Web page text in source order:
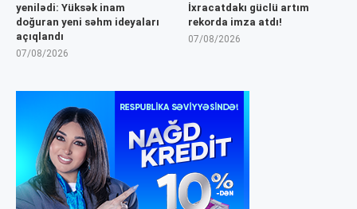
yenilədi: Yüksək inam
doğuran yeni səhm ideyaları
açıqlandı
07/08/2026
İxracatdakı güclü artım
rekorda imza atdı!
07/08/2026